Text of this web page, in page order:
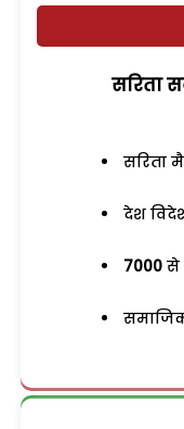
सरिता
सरिता
देश
7000 से